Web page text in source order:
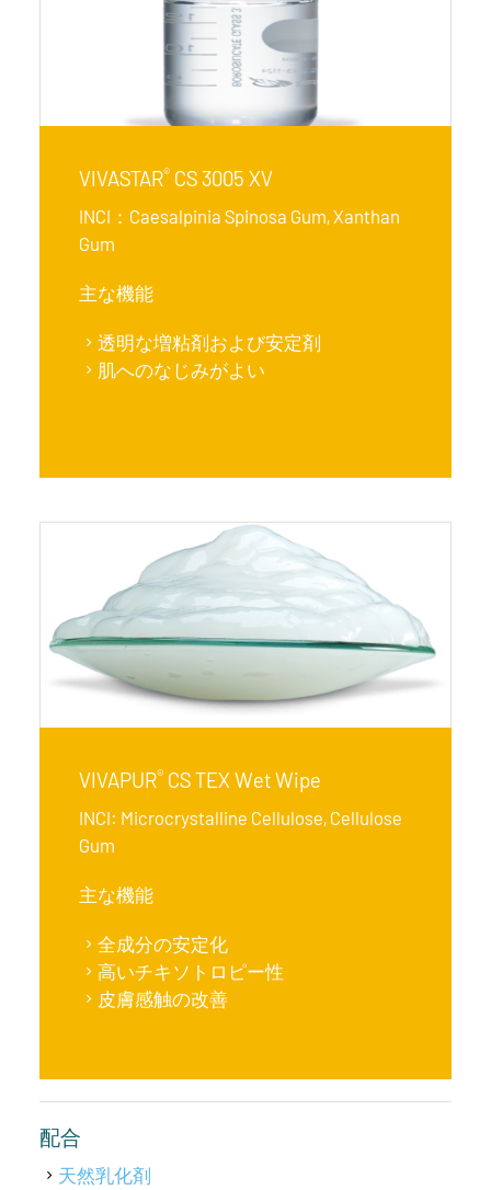
VIVASTAR® CS 3005 XV
INCI：Caesalpinia Spinosa Gum, Xanthan
Gum
主な機能
透明な増粘剤および安定剤
肌へのなじみがよい
VIVAPUR® CS TEX Wet Wipe
INCI: Microcrystalline Cellulose, Cellulose
Gum
主な機能
全成分の安定化
高いチキソトロピー性
皮膚感触の改善
配合
天然乳化剤